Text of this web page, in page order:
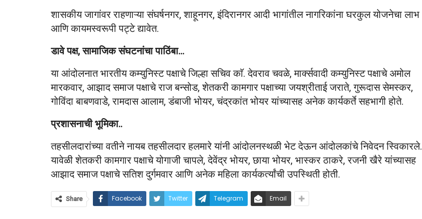
शासकीय जागांवर राहणाऱ्या संघर्षनगर, शाहूनगर, इंदिरानगर आदी भागांतील नागरिकांना घरकुल योजनेचा लाभ
आणि कायमस्वरूपी पट्टे द्यावेत.
डावे पक्ष, सामाजिक संघटनांचा पाठिंबा…
या आंदोलनात भारतीय कम्युनिस्ट पक्षाचे जिल्हा सचिव काॅ. देवराव चवळे, मार्क्सवादी कम्युनिस्ट पक्षाचे अमोल
मारकवार, आझाद समाज पक्षाचे राज बन्सोड, शेतकरी कामगार पक्षाच्या जयश्रीताई जराते, गुरूदास सेमस्कर,
गोविंदा बाबणवाडे, रामदास आलाम, डंबाजी भोयर, चंद्रकांत भोयर यांच्यासह अनेक कार्यकर्ते सहभागी होते.
प्रशासनाची भूमिका..
तहसीलदारांच्या वतीने नायब तहसीलदार हलमारे यांनी आंदोलनस्थळी भेट देऊन आंदोलकांचे निवेदन स्विकारले.
यावेळी शेतकरी कामगार पक्षाचे योगाजी चापले, देवेंद्र भोयर, छाया भोयर, भास्कर ठाकरे, रजनी खैरे यांच्यासह
आझाद समाज पक्षाचे सतिश दुर्गमवार आणि अनेक महिला कार्यकर्त्यांची उपस्थिती होती.
Share Facebook Twitter Telegram Email